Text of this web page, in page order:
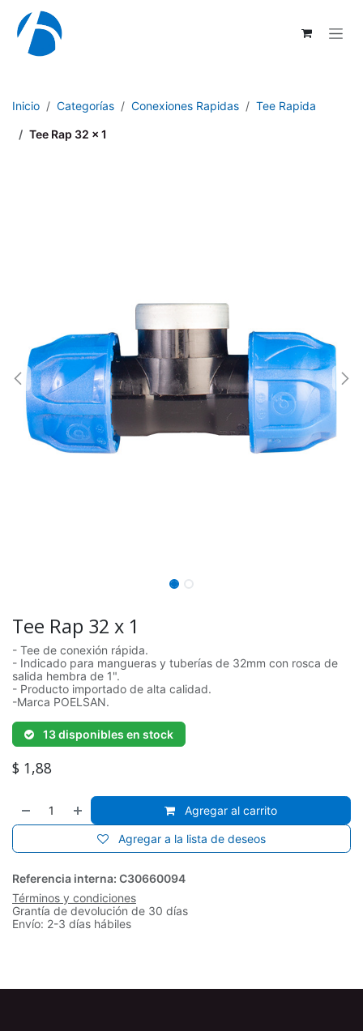
Ir al contenido
Inicio Categorías Conexiones Rapidas Tee Rapida
Tee Rap 32 x 1
Tee Rap 32 x 1
- Tee de conexión rápida.
- Indicado para mangueras y tuberías de 32mm con rosca de
salida hembra de 1".
- Producto importado de alta calidad.
-Marca POELSAN.
13 disponibles en stock
$ 1,88
Agregar al carrito
Agregar a la lista de deseos
Referencia interna: C30660094
Términos y condiciones
Grantía de devolución de 30 días
Envío: 2-3 días hábiles